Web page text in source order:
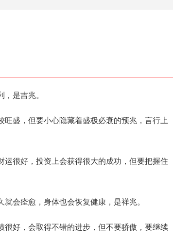
是吉兆。
盛，但要小心隐藏着盛极必衰的预兆，言行上
很好，投资上会获得很大的成功，但要把握住
会痊愈，身体也会恢复健康，是祥兆。
好，会取得不错的进步，但不要骄傲，要继续